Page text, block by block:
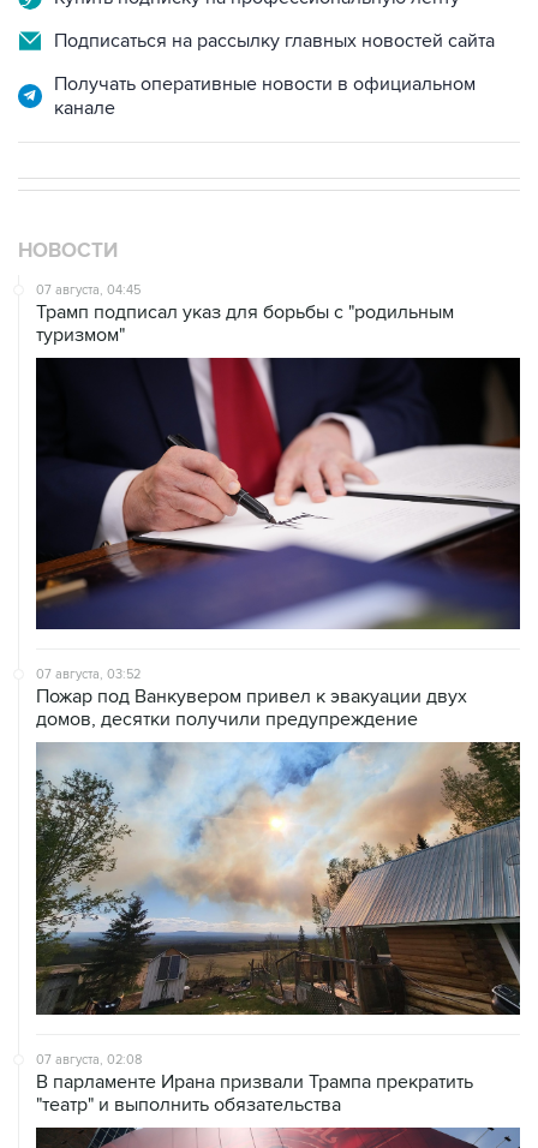
Подписаться на рассылку главных новостей сайта
Получать оперативные новости в официальном
канале
НОВОСТИ
07 августа, 04:45
Трамп подписал указ для борьбы с "родильным
туризмом"
07 августа, 03:52
Пожар под Ванкувером привел к эвакуации двух
домов, десятки получили предупреждение
07 августа, 02:08
В парламенте Ирана призвали Трампа прекратить
"театр" и выполнить обязательства